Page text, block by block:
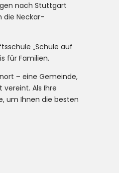
nach Stuttgart
die Neckar-
„Schule auf
für Familien.
– eine Gemeinde,
Als Ihre
um Ihnen die besten